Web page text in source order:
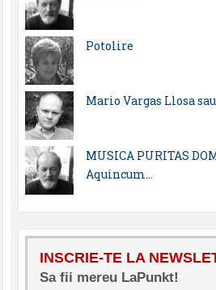
Potolire
Mario Vargas Llosa
MUSICA PURITAS
Aquincum…
INSCRIE-TE LA
Sa fii mereu LaPunkt!